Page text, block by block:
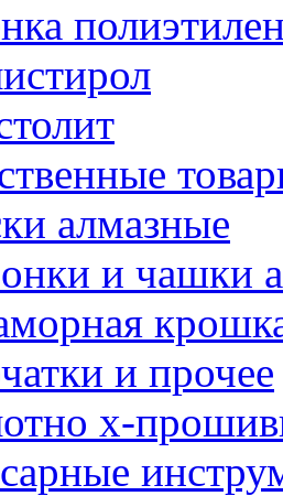
алмазные
и чашки
и прочее
х-